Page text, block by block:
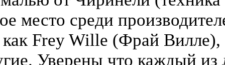
место среди
Frey Wille (Фрай
Уверены что каждый